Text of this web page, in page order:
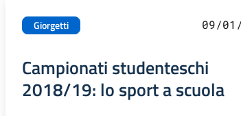
Giorgetti 09/
Campionati studenteschi
2018/19: lo sport a scuola